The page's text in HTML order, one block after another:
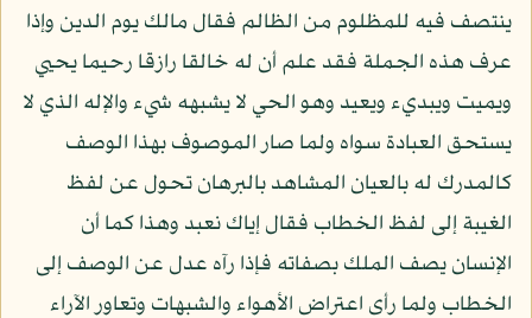
ينتصف فيه للمظلوم من الظالم فقال مالك يوم الدين وإذا
عرف هذه الجملة فقد علم أن له خالقا رازقا رحيما يحيي
ويميت ويبديء ويعيد وهو الحي لا يشبهه شيء والإله الذي لا
يستحق العبادة سواه ولما صار الموصوف بهذا الوصف
كالمدرك له بالعيان المشاهد بالبرهان تحول عن لفظ
الغيبة إلى لفظ الخطاب فقال إياك نعبد وهذا كما أن
الإنسان يصف الملك بصفاته فإذا رآه عدل عن الوصف إلى
الخطاب ولما رأى اعتراض الأهواء والشبهات وتعاور الآراء